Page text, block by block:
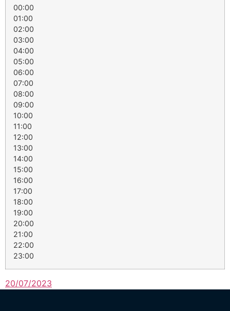
00:00
01:00
02:00
03:00
04:00
05:00
06:00
07:00
08:00
09:00
10:00
11:00
12:00
13:00
14:00
15:00
16:00
17:00
18:00
19:00
20:00
21:00
22:00
23:00
20/07/2023